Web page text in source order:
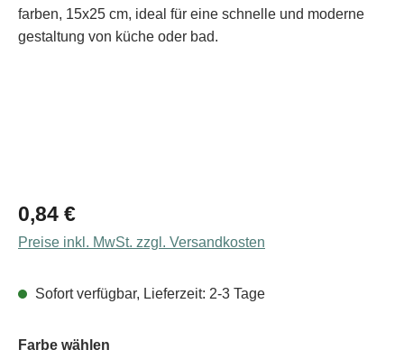
Regulärer Preis:
0,84 €
Preise inkl. MwSt. zzgl. Versandkosten
Sofort verfügbar, Lieferzeit: 2-3 Tage
Farbe wählen